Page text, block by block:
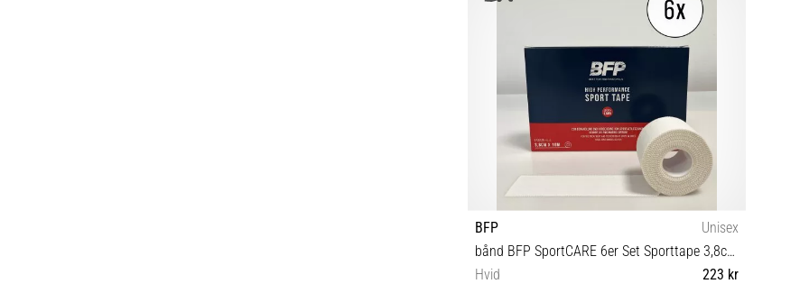
BFP
Unisex
bånd BFP SportCARE 6er Set Sporttape 3,8cmx10m
Hvid
223 kr